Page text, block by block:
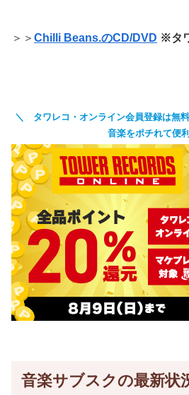
＞＞ Chilli Beans.のCD/DVD ※タ
＼ タワレコ・オンライン会員登録は無
音楽をポチれて便
音楽サブスクの最新状